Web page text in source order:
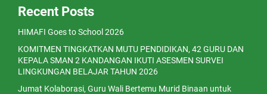
Recent Posts
HIMAFI Goes to School 2026
KOMITMEN TINGKATKAN MUTU PENDIDIKAN, 42 GURU DAN
KEPALA SMAN 2 KANDANGAN IKUTI ASESMEN SURVEI
LINGKUNGAN BELAJAR TAHUN 2026
Jumat Kolaborasi, Guru Wali Bertemu Murid Binaan untuk